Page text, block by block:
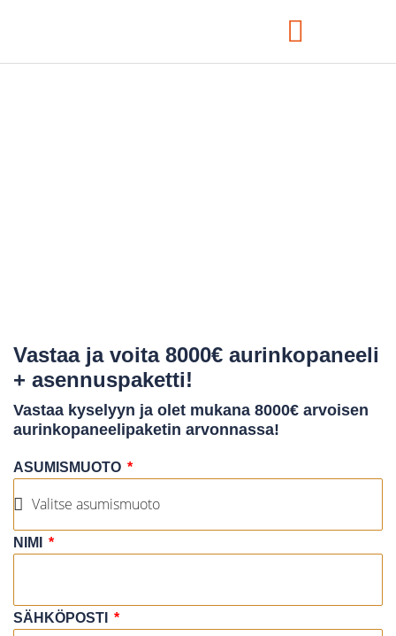
Vastaa ja voita 8000€ aurinkopaneeli
+ asennuspaketti!
Vastaa kyselyyn ja olet mukana 8000€ arvoisen
aurinkopaneelipaketin arvonnassa!
ASUMISMUOTO
NIMI
SÄHKÖPOSTI